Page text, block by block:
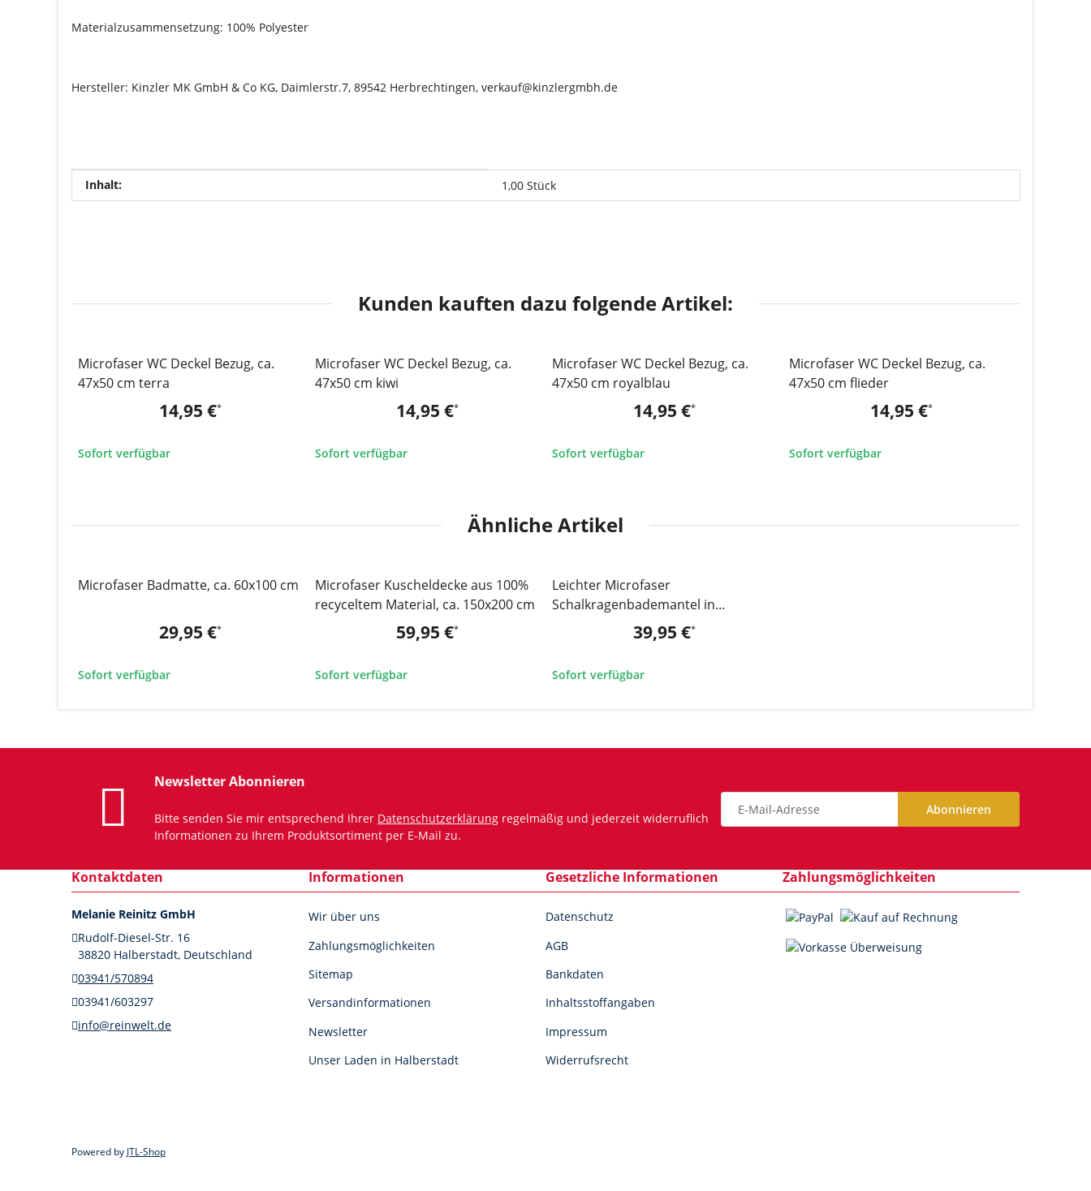
Materialzusammensetzung: 100% Polyester
Hersteller: Kinzler MK GmbH & Co KG, Daimlerstr.7, 89542 Herbrechtingen, verkauf@kinzlergmbh.de
Produkteigenschaft
Wert
Inhalt: 1,00 Stück
Kunden kauften dazu folgende Artikel:
Microfaser WC Deckel Bezug, ca.
47x50 cm terra
14,95 €*
Sofort verfügbar
Microfaser WC Deckel Bezug, ca.
47x50 cm kiwi
14,95 €*
Sofort verfügbar
Microfaser WC Deckel Bezug, ca.
47x50 cm royalblau
14,95 €*
Sofort verfügbar
Microfaser WC Deckel Bezug, ca.
47x50 cm flieder
14,95 €*
Sofort verfügbar
Ähnliche Artikel
Microfaser Badmatte, ca. 60x100 cm
29,95 €*
Sofort verfügbar
Microfaser Kuscheldecke aus 100%
recyceltem Material, ca. 150x200 cm
59,95 €*
Sofort verfügbar
TOP
Leichter Microfaser
Schalkragenbademantel in
flauschiger Qualität & Cordoptik, 1
39,95 €*
Sofort verfügbar
Kontaktdaten
Melanie Reinitz GmbH
Rudolf-Diesel-Str. 16
38820 Halberstadt, Deutschland
03941/570894
03941/603297
info@reinwelt.de
Informationen
Wir über uns
Zahlungsmöglichkeiten
Sitemap
Versandinformationen
Newsletter
Unser Laden in Halberstadt
Gesetzliche Informationen
Datenschutz
AGB
Bankdaten
Inhaltsstoffangaben
Impressum
Widerrufsrecht
Zahlungsmöglichkeiten
Newsletter Abonnieren
Bitte senden Sie mir entsprechend Ihrer Datenschutzerklärung regelmäßig und jederzeit widerruflich
Informationen zu Ihrem Produktsortiment per E-Mail zu.
Abonnieren
Powered by JTL-Shop